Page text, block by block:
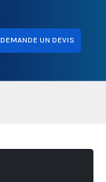
DEMANDE UN DEVIS